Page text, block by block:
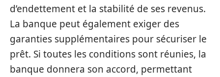
d’endettement et la stabilité de ses revenus.
La banque peut également exiger des
garanties supplémentaires pour sécuriser le
prêt. Si toutes les conditions sont réunies, la
banque donnera son accord, permettant